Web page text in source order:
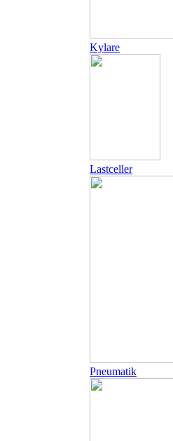
Kylare
Lastceller
Pneumatik